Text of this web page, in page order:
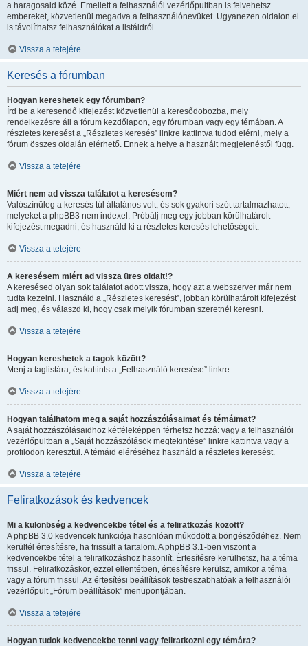
a haragosaid közé. Emellett a felhasználói vezérlőpultban is felvehetsz
embereket, közvetlenül megadva a felhasználónevüket. Ugyanezen oldalon el
is távolíthatsz felhasználókat a listáidról.
Vissza a tetejére
Keresés a fórumban
Hogyan kereshetek egy fórumban?
Írd be a keresendő kifejezést közvetlenül a keresődobozba, mely
rendelkezésre áll a fórum kezdőlapon, egy fórumban vagy egy témában. A
részletes keresést a „Részletes keresés” linkre kattintva tudod elérni, mely a
fórum összes oldalán elérhető. Ennek a helye a használt megjelenéstől függ.
Vissza a tetejére
Miért nem ad vissza találatot a keresésem?
Valószínűleg a keresés túl általános volt, és sok gyakori szót tartalmazhatott,
melyeket a phpBB3 nem indexel. Próbálj meg egy jobban körülhatárolt
kifejezést megadni, és használd ki a részletes keresés lehetőségeit.
Vissza a tetejére
A keresésem miért ad vissza üres oldalt!?
A keresésed olyan sok találatot adott vissza, hogy azt a webszerver már nem
tudta kezelni. Használd a „Részletes keresést”, jobban körülhatárolt kifejezést
adj meg, és válaszd ki, hogy csak melyik fórumban szeretnél keresni.
Vissza a tetejére
Hogyan kereshetek a tagok között?
Menj a taglistára, és kattints a „Felhasználó keresése” linkre.
Vissza a tetejére
Hogyan találhatom meg a saját hozzászólásaimat és témáimat?
A saját hozzászólásaidhoz kétféleképpen férhetsz hozzá: vagy a felhasználói
vezérlőpultban a „Saját hozzászólások megtekintése” linkre kattintva vagy a
profilodon keresztül. A témáid eléréséhez használd a részletes keresést.
Vissza a tetejére
Feliratkozások és kedvencek
Mi a különbség a kedvencekbe tétel és a feliratkozás között?
A phpBB 3.0 kedvencek funkciója hasonlóan működött a böngésződéhez. Nem
kerültél értesítésre, ha frissült a tartalom. A phpBB 3.1-ben viszont a
kedvencekbe tétel a feliratkozáshoz hasonlít. Értesítésre kerülhetsz, ha a téma
frissül. Feliratkozáskor, ezzel ellentétben, értesítésre kerülsz, amikor a téma
vagy a fórum frissül. Az értesítési beállítások testreszabhatóak a felhasználói
vezérlőpult „Fórum beállítások” menüpontjában.
Vissza a tetejére
Hogyan tudok kedvencekbe tenni vagy feliratkozni egy témára?